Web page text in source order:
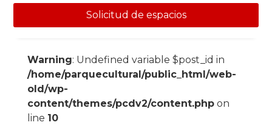
Solicitud de espacios
Warning: Undefined variable $post_id in
/home/parquecultural/public_html/web-
old/wp-
content/themes/pcdv2/content.phpon
line 10